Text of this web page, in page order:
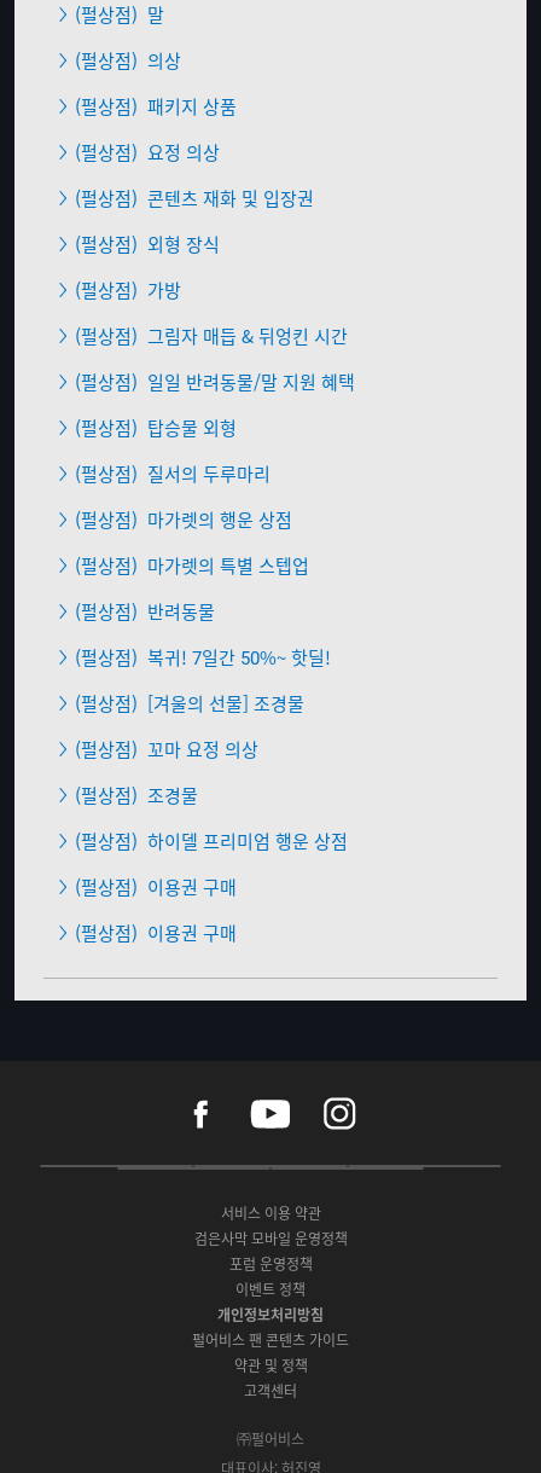
(펄상점) 말
(펄상점) 의상
(펄상점) 패키지 상품
(펄상점) 요정 의상
(펄상점) 콘텐츠 재화 및 입장권
(펄상점) 외형 장식
(펄상점) 가방
(펄상점) 그림자 매듭 & 뒤엉킨 시간
(펄상점) 일일 반려동물/말 지원 혜택
(펄상점) 탑승물 외형
(펄상점) 질서의 두루마리
(펄상점) 마가렛의 행운 상점
(펄상점) 마가렛의 특별 스텝업
(펄상점) 반려동물
(펄상점) 복귀! 7일간 50%~ 핫딜!
(펄상점) [겨울의 선물] 조경물
(펄상점) 꼬마 요정 의상
(펄상점) 조경물
(펄상점) 하이델 프리미엄 행운 상점
(펄상점) 이용권 구매
(펄상점) 이용권 구매
a
e
o
k
o
t
b
e
i
n
t
r
a
P
A
p
S
t
o
r
e
G
a
t
S
e
서비스 이용 약관
검은사막 모바일 운영정책
포럼 운영정책
이벤트 정책
개인정보처리방침
펄어비스 팬 콘텐츠 가이드
약관 및 정책
고객센터
㈜펄어비스
대표이사: 허진영